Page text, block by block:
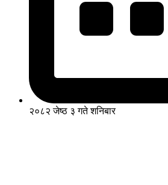
२०८२ जेष्ठ ३ गते शनिबार